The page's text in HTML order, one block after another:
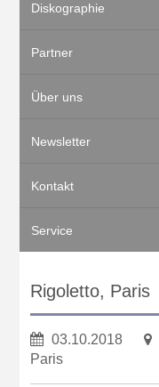
Diskographie
Partner
Über uns
Newsletter
Kontakt
Service
Rigoletto, Paris
03.10.2018
Paris